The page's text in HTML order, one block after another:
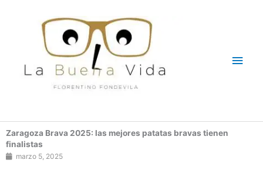
Zaragoza Brava 2025: las mejores patatas bravas tienen
finalistas
marzo 5, 2025